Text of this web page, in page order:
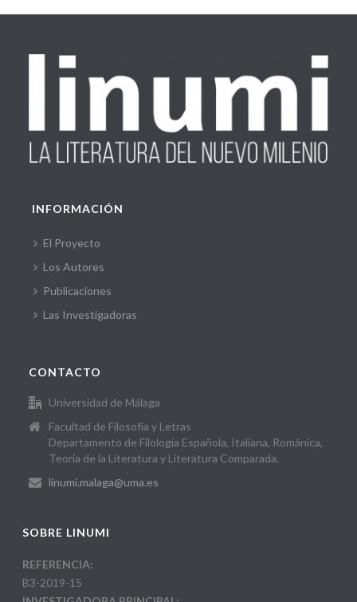
INFORMACIÓN
El Proyecto
Los Autores
Publicaciones
Las Investigadoras
CONTACTO
Universidad de Málaga
Facultad de Filosofía y Letras
Departamento de Filología Española, Italiana, Románica,
Teoría de la Literatura y Literatura Comparada.
linumi.malaga@uma.es
SOBRE LINUMI
REFERENCIA:
B3-2019-15